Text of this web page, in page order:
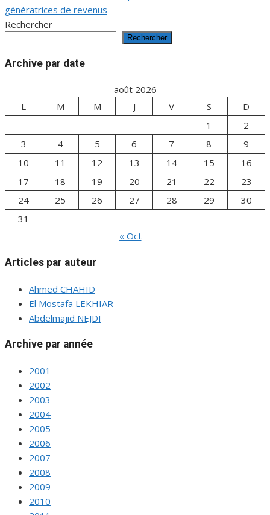
génératrices de revenus
Rechercher
Rechercher
Archive par date
août 2026
L
M M J V S
D
1
2
3
4 5 6 7 8
9
10
11 12 13 14 15
16
17
18 19 20 21 22
23
24
25 26 27 28 29
30
31
« Oct
Articles par auteur
Ahmed CHAHID
El Mostafa LEKHIAR
Abdelmajid NEJDI
Archive par année
2001
2002
2003
2004
2005
2006
2007
2008
2009
2010